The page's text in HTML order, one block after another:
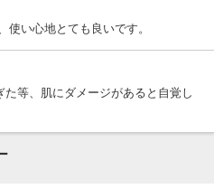
使い心地とても良いです。
等、肌にダメージがあると自覚し